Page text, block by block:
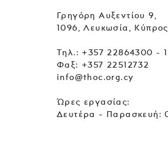
Γρηγόρη Αυξεντίου 9,
1096, Λευκωσία, Κύπρος
Tηλ.: +357 22864300 - 1
Φαξ: +357 22512732
info@thoc.org.cy
Ώρες εργασίας:
Δευτέρα - Παρασκευή: